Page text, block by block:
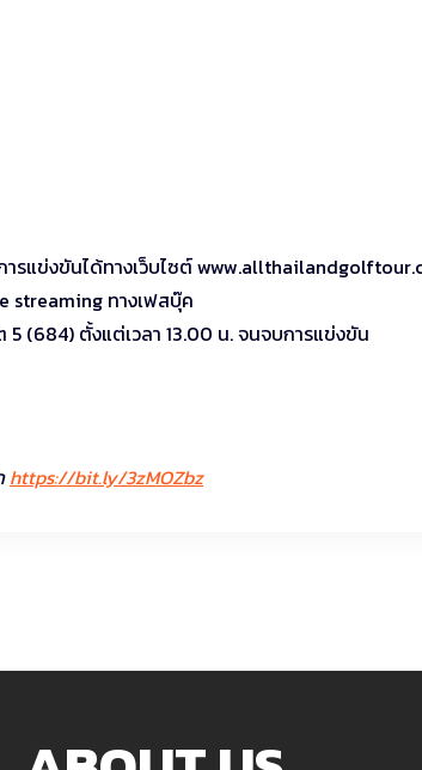
รแข่งขันได้ทางเว็บไซต์
streaming ทางเฟสบุ๊ค
(684) ตั้งแต่เวลา 13.00 น. จนจบการแข่งขัน
https://bit.ly/3zMOZbz